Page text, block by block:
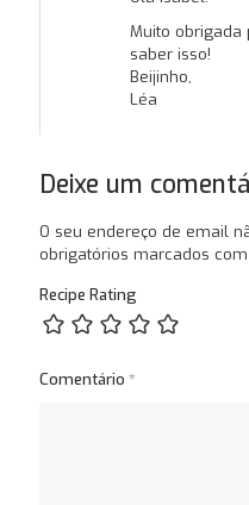
Muito obrigada
saber isso!
Beijinho,
Léa
Deixe um
O seu endereço de email
obrigatórios marcados com
Recipe Rating
Comentário *